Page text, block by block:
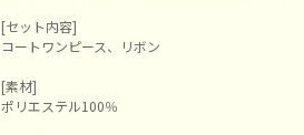
[セット内容]
コートワンピース、リボン
[素材]
ポリエステル100％